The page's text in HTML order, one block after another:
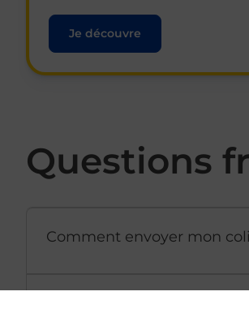
Je découvre
Questions
Comment envoyer mon